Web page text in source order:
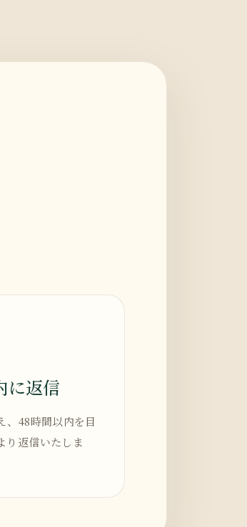
に返信
、48時間以内を目
り返信いたしま